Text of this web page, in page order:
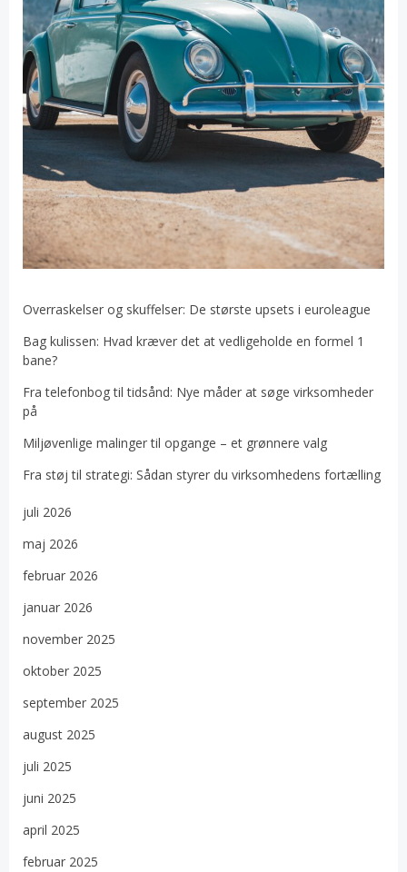
Overraskelser og skuffelser: De største upsets i euroleague
Bag kulissen: Hvad kræver det at vedligeholde en formel 1
bane?
Fra telefonbog til tidsånd: Nye måder at søge virksomheder
på
Miljøvenlige malinger til opgange – et grønnere valg
Fra støj til strategi: Sådan styrer du virksomhedens fortælling
juli 2026
maj 2026
februar 2026
januar 2026
november 2025
oktober 2025
september 2025
august 2025
juli 2025
juni 2025
april 2025
februar 2025